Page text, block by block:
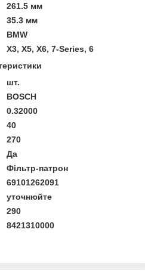
261.5 мм
35.3 мм
BMW
X3, X5, X6, 7-Series, 6
шт.
BOSCH
0.32000
40
270
Да
Фільтр-патрон
69101262091
уточнюйте
290
8421310000